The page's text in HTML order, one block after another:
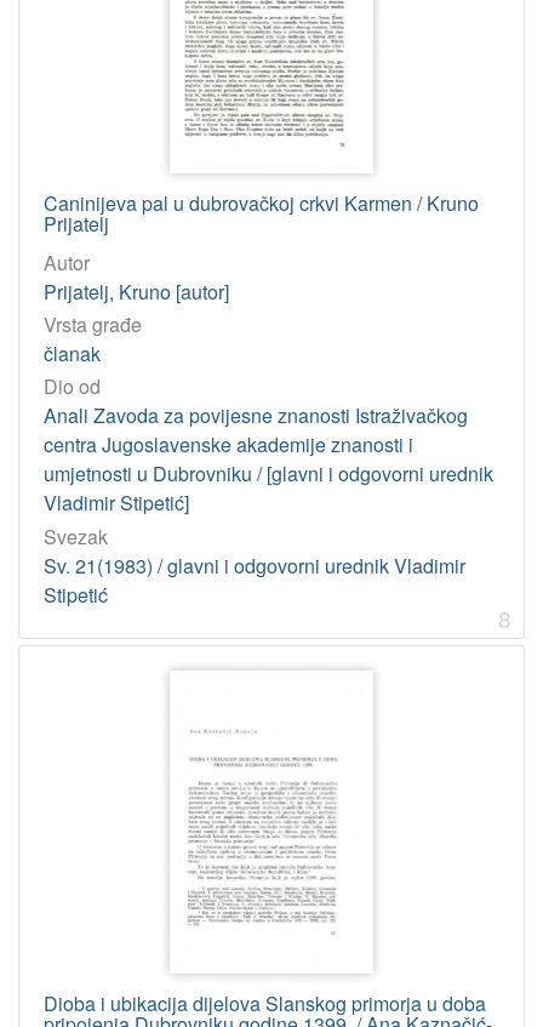
Caninijeva pal u dubrovačkoj crkvi Karmen / Kruno
Prijatelj
Autor
Prijatelj, Kruno [autor]
Vrsta građe
članak
Dio od
Anali Zavoda za povijesne znanosti Istraživačkog
centra Jugoslavenske akademije znanosti i
umjetnosti u Dubrovniku / [glavni i odgovorni urednik
Vladimir Stipetić]
Svezak
Sv. 21(1983) / glavni i odgovorni urednik Vladimir
Stipetić
8
Dioba i ubikacija dijelova Slanskog primorja u doba